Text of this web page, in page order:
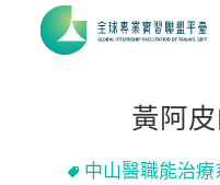
黃阿
中山醫職能治